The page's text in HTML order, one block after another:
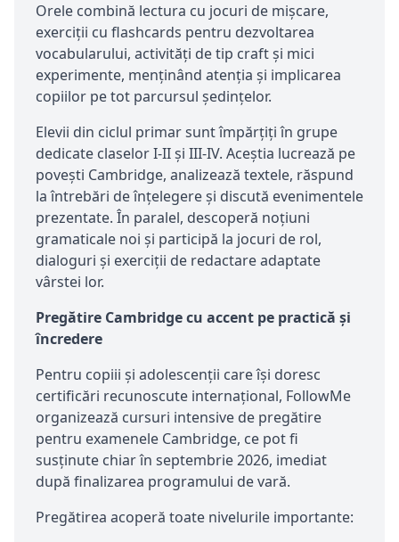
Orele combină lectura cu jocuri de mișcare,
exerciții cu flashcards pentru dezvoltarea
vocabularului, activități de tip craft și mici
experimente, menținând atenția și implicarea
copiilor pe tot parcursul ședințelor.
Elevii din ciclul primar sunt împărțiți în grupe
dedicate claselor I-II și III-IV. Aceștia lucrează pe
povești Cambridge, analizează textele, răspund
la întrebări de înțelegere și discută evenimentele
prezentate. În paralel, descoperă noțiuni
gramaticale noi și participă la jocuri de rol,
dialoguri și exerciții de redactare adaptate
vârstei lor.
Pregătire Cambridge cu accent pe practică și
încredere
Pentru copiii și adolescenții care își doresc
certificări recunoscute internațional, FollowMe
organizează cursuri intensive de pregătire
pentru examenele Cambridge, ce pot fi
susținute chiar în septembrie 2026, imediat
după finalizarea programului de vară.
Pregătirea acoperă toate nivelurile importante: